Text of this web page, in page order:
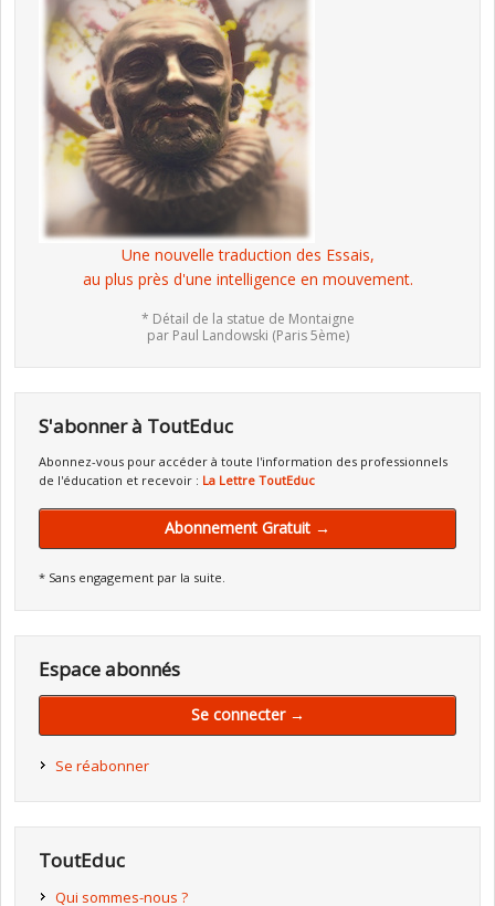
Une nouvelle traduction des Essais,
au plus près d'une intelligence en mouvement.
* Détail de la statue de Montaigne
par Paul Landowski (Paris 5ème)
S'abonner à ToutEduc
Abonnez-vous pour accéder à toute l'information des professionnels
de l'éducation et recevoir : La Lettre ToutEduc
Abonnement Gratuit →
* Sans engagement par la suite.
Espace abonnés
Se connecter →
Se réabonner
ToutEduc
Qui sommes-nous ?